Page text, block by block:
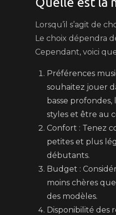
Lorsqu’il s’agit de
Le choix dépendra
Cependant, voici
Préférences
souhaitez jouer
basse
styles et être au
Confort : Tenez
petites et plus
débutants.
Budget :
moins chères
des modèles.
Disponibilité des